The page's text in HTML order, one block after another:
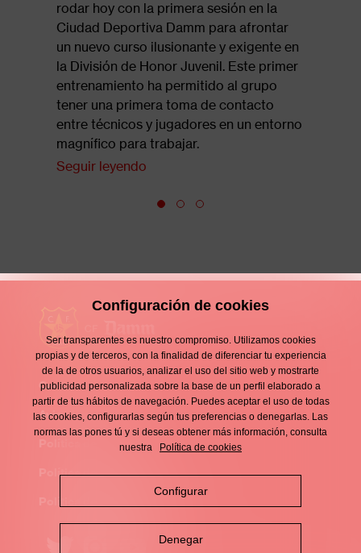
rodar hoy con la primera sesión en la
Ciudad Deportiva Damm para afrontar
un nuevo curso ilusionante y exigente en
la División de Honor Juvenil. Este primer
entrenamiento ha permitido al grupo
tener una primera toma de contacto
entre técnicos y jugadores en un entorno
magnífico para trabajar.
Seguir leyendo
Enllaços
d'interès
Contacto
Footer
Aviso legal
Política de privacidad
Política de cookies
Configuración de cookies
Ser transparentes es nuestro compromiso. Utilizamos cookies
propias y de terceros, con la finalidad de diferenciar tu experiencia
de la de otros usuarios, analizar el uso del sitio web y mostrarte
publicidad personalizada sobre la base de un perfil elaborado a
partir de tus hábitos de navegación. Puedes aceptar el uso de todas
las cookies, configurarlas según tus preferencias o denegarlas. Las
normas las pones tú y si deseas obtener más información, consulta
nuestra
Política de cookies
Configurar
Denegar